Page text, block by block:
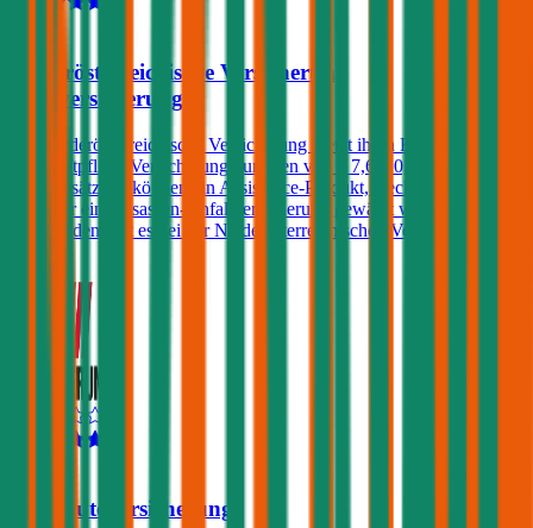
Niederösterreichische Versicherung
Autoversicherung
Die Niederösterreichische Versicherung bietet ihren Kunden in der
Kfz-Haftpflicht Versicherungssummen von € 7,6, 10, 15 und 20
Mio. Zusätzlich können ein Assistance-Produkt, Rechtsschutz
und/oder eine Insassen-Unfallversicherung gewählt werden. Einen
Freischaden gibt es bei der Niederösterreichischen Versicherung
VAV Autoversicherung